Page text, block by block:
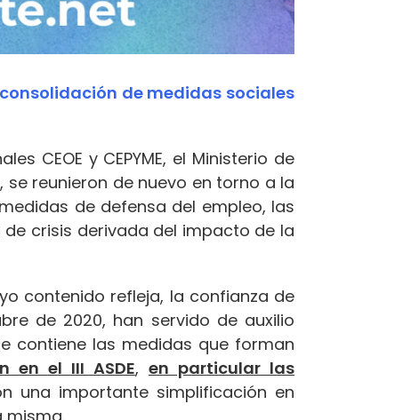
de medidas sociales
CEOE y CEPYME, el Ministerio de
se reunieron de nuevo en torno a la
de defensa del empleo, las
crisis derivada del impacto de la
contenido refleja, la confianza de
de 2020, han servido de auxilio
contiene las medidas que forman
en el III ASDE, en particular las
una importante simplificación en
misma.